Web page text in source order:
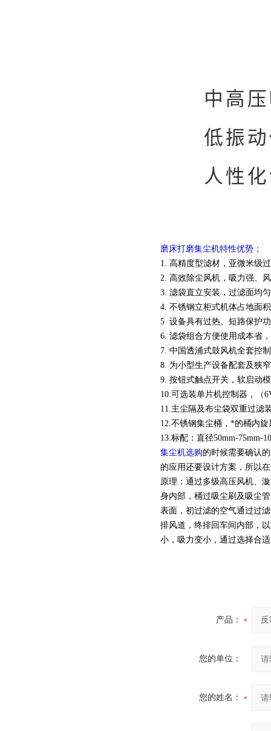
磨床打磨集尘机特性优势；
1. 高精度型滤材，亚微米级
2. 高效除尘风机，吸力强、
3. 滤袋直立安装，过滤面均
4. 不锈钢立柜式机体占地面
5 设备具有过热、短路保护
6. 滤袋组合方便使用成本省
7. 中国透浦式鼓风机全套控
8. 为小型生产设备配套及狭
9. 按钮式触点开关，软启动
10.可选装单片机控制器，（
11.主尘隔及布尘袋双重过滤
12.不锈钢集尘桶，*的桶内
13.标配：直径50mm-75mm-
集尘机选购的时候需要确认
的应用还要设计方案，所以
原理：通过多级高压风机、
身内部，桶过吸尘刷及吸尘
表面，初过滤的空气通过过
排风道，终排回车间内部，
小，吸力变小，通过选择合
产品：
您的单位：
您的姓名：